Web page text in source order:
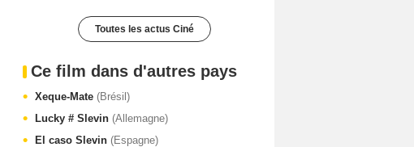
Toutes les actus Ciné
Ce film dans d'autres pays
Xeque-Mate (Brésil)
Lucky # Slevin (Allemagne)
El caso Slevin (Espagne)